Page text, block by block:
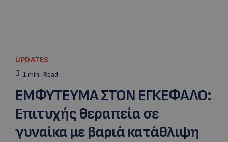
UPDATES
1 min. Read
ΕΜΦΥΤΕΥΜΑ ΣΤΟΝ ΕΓΚΕΦΑΛΟ:
Eπιτυχής θεραπεία σε
γυναίκα με βαριά κατάθλιψη